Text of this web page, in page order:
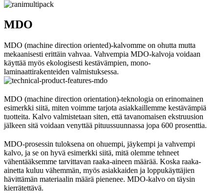
MDO
MDO (machine direction oriented)-kalvomme on ohutta mutta
mekaanisesti erittäin vahvaa. Vahvempia MDO-kalvoja voidaan
käyttää myös ekologisesti kestävämpien, mono-
laminaattirakenteiden valmistuksessa.
MDO (machine direction orientation)-teknologia on erinomainen
esimerkki siitä, miten voimme tarjota asiakkaillemme kestävämpiä
tuotteita. Kalvo valmistetaan siten, että tavanomaisen ekstruusion
jälkeen sitä voidaan venyttää pituussuunnassa jopa 600 prosenttia.
MDO-prosessin tuloksena on ohuempi, jäykempi ja vahvempi
kalvo, ja se on hyvä esimerkki siitä, mitä olemme tehneet
vähentääksemme tarvittavan raaka-aineen määrää. Koska raaka-
ainetta kuluu vähemmän, myös asiakkaiden ja loppukäyttäjien
hävittämän materiaalin määrä pienenee. MDO-kalvo on täysin
kierrätettävä.